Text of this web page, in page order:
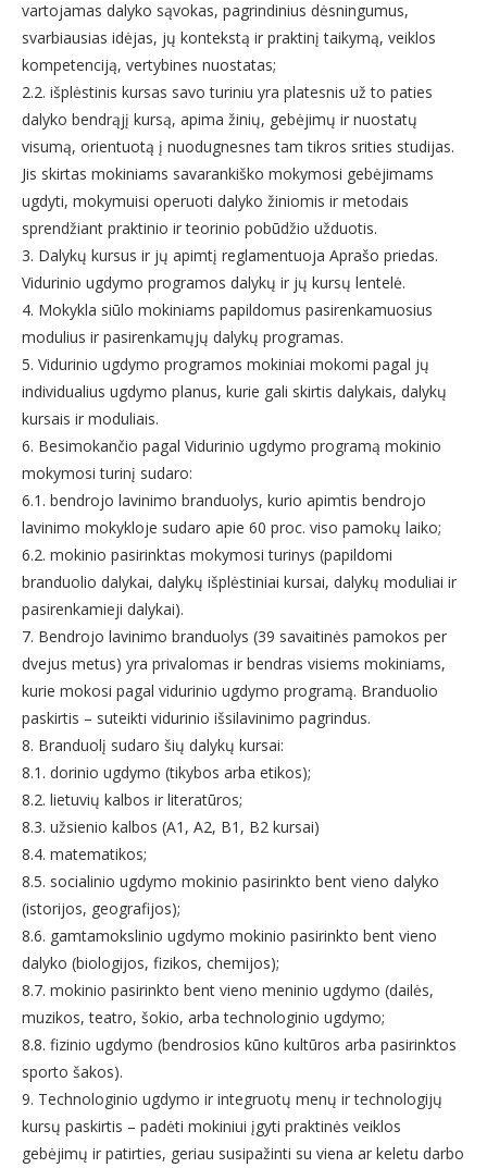
vartojamas dalyko sąvokas, pagrindinius dėsningumus,
svarbiausias idėjas, jų kontekstą ir praktinį taikymą, veiklos
kompetenciją, vertybines nuostatas;
2.2. išplėstinis kursas savo turiniu yra platesnis už to paties
dalyko bendrąjį kursą, apima žinių, gebėjimų ir nuostatų
visumą, orientuotą į nuodugnesnes tam tikros srities studijas.
Jis skirtas mokiniams savarankiško mokymosi gebėjimams
ugdyti, mokymuisi operuoti dalyko žiniomis ir metodais
sprendžiant praktinio ir teorinio pobūdžio užduotis.
3. Dalykų kursus ir jų apimtį reglamentuoja Aprašo priedas.
Vidurinio ugdymo programos dalykų ir jų kursų lentelė.
4. Mokykla siūlo mokiniams papildomus pasirenkamuosius
modulius ir pasirenkamųjų dalykų programas.
5. Vidurinio ugdymo programos mokiniai mokomi pagal jų
individualius ugdymo planus, kurie gali skirtis dalykais, dalykų
kursais ir moduliais.
6. Besimokančio pagal Vidurinio ugdymo programą mokinio
mokymosi turinį sudaro:
6.1. bendrojo lavinimo branduolys, kurio apimtis bendrojo
lavinimo mokykloje sudaro apie 60 proc. viso pamokų laiko;
6.2. mokinio pasirinktas mokymosi turinys (papildomi
branduolio dalykai, dalykų išplėstiniai kursai, dalykų moduliai ir
pasirenkamieji dalykai).
7. Bendrojo lavinimo branduolys (39 savaitinės pamokos per
dvejus metus) yra privalomas ir bendras visiems mokiniams,
kurie mokosi pagal vidurinio ugdymo programą. Branduolio
paskirtis – suteikti vidurinio išsilavinimo pagrindus.
8. Branduolį sudaro šių dalykų kursai:
8.1. dorinio ugdymo (tikybos arba etikos);
8.2. lietuvių kalbos ir literatūros;
8.3. užsienio kalbos (A1, A2, B1, B2 kursai)
8.4. matematikos;
8.5. socialinio ugdymo mokinio pasirinkto bent vieno dalyko
(istorijos, geografijos);
8.6. gamtamokslinio ugdymo mokinio pasirinkto bent vieno
dalyko (biologijos, fizikos, chemijos);
8.7. mokinio pasirinkto bent vieno meninio ugdymo (dailės,
muzikos, teatro, šokio, arba technologinio ugdymo;
8.8. fizinio ugdymo (bendrosios kūno kultūros arba pasirinktos
sporto šakos).
9. Technologinio ugdymo ir integruotų menų ir technologijų
kursų paskirtis – padėti mokiniui įgyti praktinės veiklos
gebėjimų ir patirties, geriau susipažinti su viena ar keletu darbo